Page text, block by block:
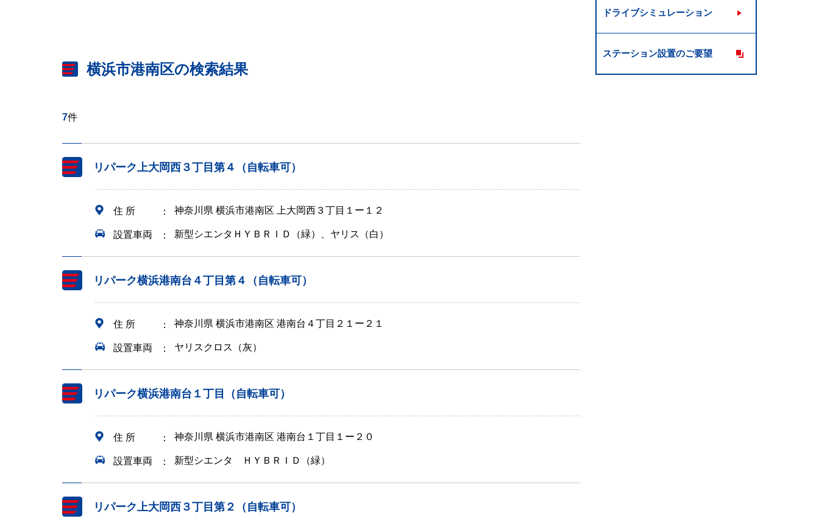
横浜市港南区の検索結果
7件
リパーク上大岡西３丁目第４（自転車可）
住 所 神奈川県 横浜市港南区 上大岡西３丁目１ー１２
設置車両 新型シエンタＨＹＢＲＩＤ（緑）、ヤリス（白）
リパーク横浜港南台４丁目第４（自転車可）
住 所 神奈川県 横浜市港南区 港南台４丁目２１ー２１
設置車両 ヤリスクロス（灰）
リパーク横浜港南台１丁目（自転車可）
住 所 神奈川県 横浜市港南区 港南台１丁目１ー２０
設置車両 新型シエンタ ＨＹＢＲＩＤ（緑）
リパーク上大岡西３丁目第２（自転車可）
ドライブシミュレーション
ステーション設置のご要望